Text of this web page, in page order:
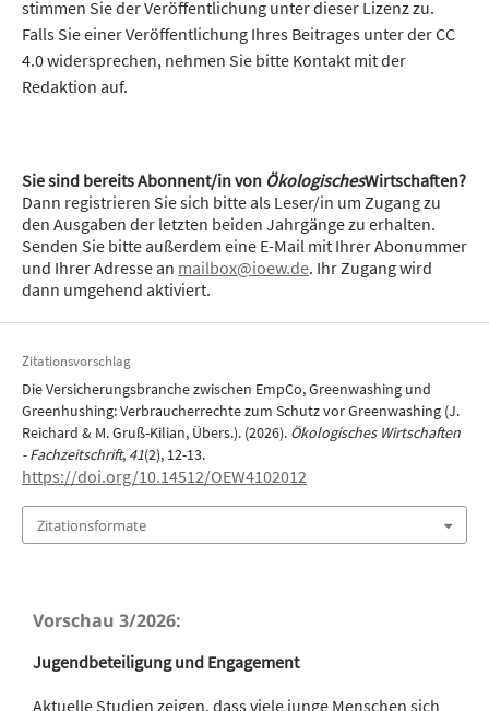
stimmen Sie der Veröffentlichung unter dieser Lizenz zu.
Falls Sie einer Veröffentlichung Ihres Beitrages unter der CC
4.0 widersprechen, nehmen Sie bitte Kontakt mit der
Redaktion auf.
Sie sind bereits Abonnent/in von ÖkologischesWirtschaften?
Dann registrieren Sie sich bitte als Leser/in um Zugang zu
den Ausgaben der letzten beiden Jahrgänge zu erhalten.
Senden Sie bitte außerdem eine E-Mail mit Ihrer Abonummer
und Ihrer Adresse an mailbox@ioew.de. Ihr Zugang wird
dann umgehend aktiviert.
Zitationsvorschlag
Die Versicherungsbranche zwischen EmpCo, Greenwashing und
Greenhushing: Verbraucherrechte zum Schutz vor Greenwashing (J.
Reichard & M. Gruß-Kilian, Übers.). (2026). Ökologisches Wirtschaften
- Fachzeitschrift, 41(2), 12-13.
https://doi.org/10.14512/OEW4102012
Zitationsformate
Vorschau 3/2026:
Jugendbeteiligung und Engagement
Aktuelle Studien zeigen, dass viele junge Menschen sich